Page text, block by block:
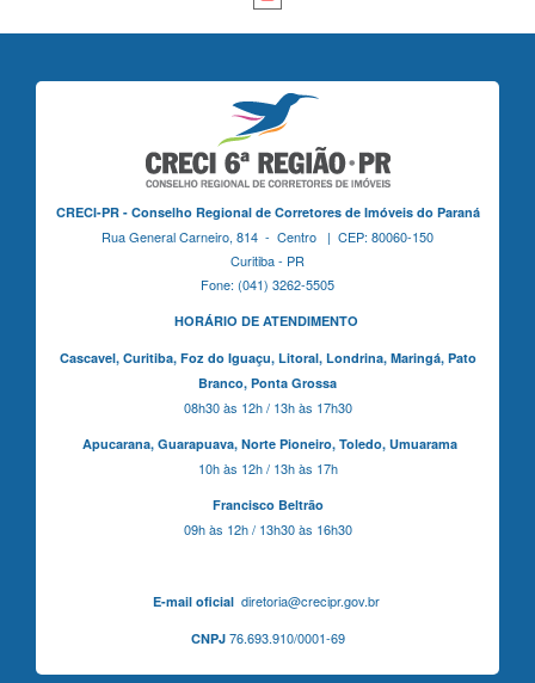
CRECI-PR - Conselho Regional de Corretores de Imóveis do Paraná
Rua General Carneiro, 814 - Centro | CEP: 80060-150
Curitiba - PR
Fone: (041) 3262-5505
HORÁRIO DE ATENDIMENTO
Cascavel, Curitiba,Foz do Iguaçu, Litoral, Londrina, Maringá, Pato
Branco, Ponta Grossa
08h30 às 12h / 13h às 17h30
Apucarana, Guarapuava, Norte Pioneiro, Toledo, Umuarama
10h às 12h / 13h às 17h
Francisco Beltrão
09h às 12h / 13h30 às 16h30
E-mail oficialdiretoria@crecipr.gov.br
CNPJ76.693.910/0001-69